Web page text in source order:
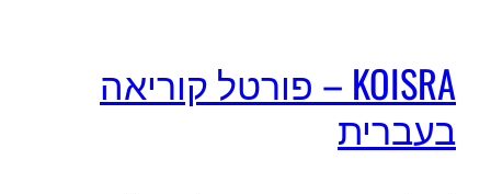
KOISRA – פורטל קוריאה
בעברית